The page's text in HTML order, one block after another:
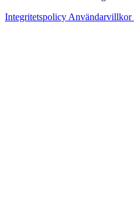
Integritetspolicy Användarvillkor